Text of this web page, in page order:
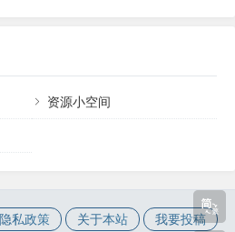
资源小空间
隐私政策 关于本站 我要投稿